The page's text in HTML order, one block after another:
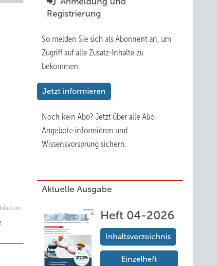
Registrierung
So melden Sie sich als Abonnent an, um
Zugriff auf alle Zusatz-Inhalte zu
bekommen.
Jetzt informieren
Noch kein Abo? Jetzt über alle Abo-
Angebote informieren und
Wissensvorsprung sichern.
Aktuelle Ausgabe
Heft 04-2026
Inhaltsverzeichnis
Einzelheft